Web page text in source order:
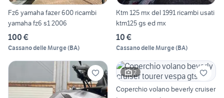
Fz6 yamaha fazer 600 ricambi
yamaha fz6 s1 2006
100 €
Cassano delle Murge(BA)
Ktm 125 mx del 1991 ricambi usati
ktm125 gs ed mx
10 €
Cassano delle Murge(BA)
2
Coperchio volano beverly cruiser